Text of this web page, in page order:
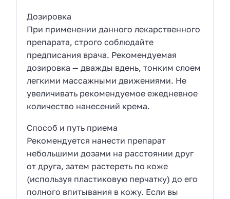
Дозировка
При применении данного лекарственного
препарата, строго соблюдайте
предписания врача. Рекомендуемая
дозировка — дважды вдень, тонким слоем
легкими массажными движениями. Не
увеличивать рекомендуемое ежедневное
количество нанесений крема.
Способ и путь приема
Рекомендуется нанести препарат
небольшими дозами на расстоянии друг
от друга, затем растереть по коже
(используя пластиковую перчатку) до его
полного впитывания в кожу. Если вы